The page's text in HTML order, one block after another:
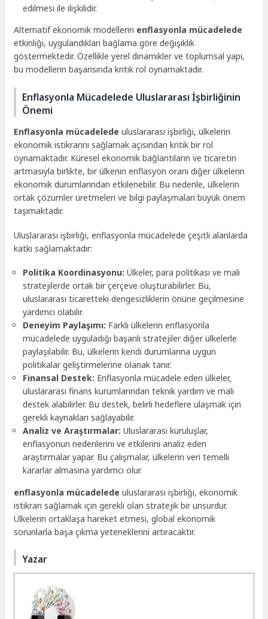
edilmesi ile ilişkilidir.
Alternatif ekonomik modellerin enflasyonla mücadelede
etkinliği, uygulandıkları bağlama göre değişiklik
göstermektedir. Özellikle yerel dinamikler ve toplumsal yapı,
bu modellerin başarısında kritik rol oynamaktadır.
Enflasyonla Mücadelede Uluslararası İşbirliğinin
Önemi
Enflasyonla mücadelede uluslararası işbirliği, ülkelerin
ekonomik istikrarını sağlamak açısından kritik bir rol
oynamaktadır. Küresel ekonomik bağlantıların ve ticaretin
artmasıyla birlikte, bir ülkenin enflasyon oranı diğer ülkelerin
ekonomik durumlarından etkilenebilir. Bu nedenle, ülkelerin
ortak çözümler üretmeleri ve bilgi paylaşmaları büyük önem
taşımaktadır.
Uluslararası işbirliği, enflasyonla mücadelede çeşitli alanlarda
katkı sağlamaktadır:
Politika Koordinasyonu: Ülkeler, para politikası ve mali
stratejilerde ortak bir çerçeve oluşturabilirler. Bu,
uluslararası ticaretteki dengesizliklerin önüne geçilmesine
yardımcı olabilir.
Deneyim Paylaşımı: Farklı ülkelerin enflasyonla
mücadelede uyguladığı başarılı stratejiler diğer ülkelerle
paylaşılabilir. Bu, ülkelerin kendi durumlarına uygun
politikalar geliştirmelerine olanak tanır.
Finansal Destek: Enflasyonla mücadele eden ülkeler,
uluslararası finans kurumlarından teknik yardım ve mali
destek alabilirler. Bu destek, belirli hedeflere ulaşmak için
gerekli kaynakları sağlayabilir.
Analiz ve Araştırmalar: Uluslararası kuruluşlar,
enflasyonun nedenlerini ve etkilerini analiz eden
araştırmalar yapar. Bu çalışmalar, ülkelerin veri temelli
kararlar almasına yardımcı olur.
enflasyonla mücadelede uluslararası işbirliği, ekonomik
istikrarı sağlamak için gerekli olan stratejik bir unsurdur.
Ülkelerin ortaklaşa hareket etmesi, global ekonomik
sorunlarla başa çıkma yeteneklerini artıracaktır.
Yazar